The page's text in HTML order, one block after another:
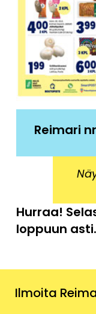
Reimari
Hurraa!
loppuun asti.
Ilmoita